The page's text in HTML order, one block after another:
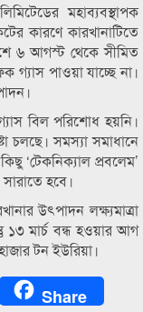
মহাব্যবস্থাপক
কারণে কারখানাটিতে
৬ আগস্ট থেকে সীমিত
গ্যাস পাওয়া যাচ্ছে না।
বিল পরিশোধ হয়নি।
চলছে। সমস্যা সমাধানে
‘টেকনিক্যাল প্রবলেম’
হবে।
উৎপাদন লক্ষ্যমাত্রা
১৩ মার্চ বন্ধ হওয়ার আগ
টন ইউরিয়া।
ViberShare